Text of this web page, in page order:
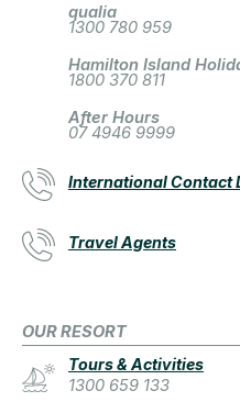
qualia
1300 780 959
Hamilton Island
1800 370 811
After Hours
07 4946 9999
International Contact
Travel Agents
OUR RESORT
Tours & Activities
1300 659 133